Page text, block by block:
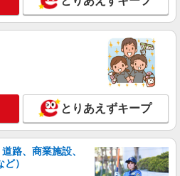
とりあえずキープ
路、商業施設、
）